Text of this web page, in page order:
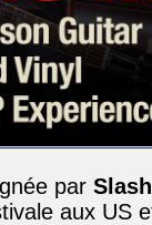
par
aux US